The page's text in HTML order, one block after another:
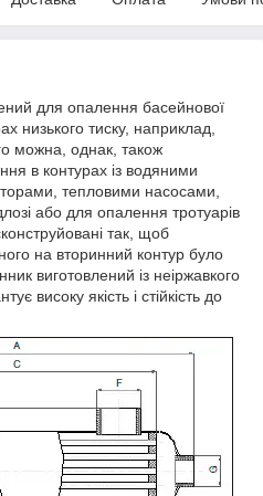
для опалення басейнової
низького тиску, наприклад,
можна, однак, також
в контурах із водяними
тепловими насосами,
або для опалення тротуарів
так, щоб
на вторинний контур було
виготовлений із неіржавкого
високу якість і стійкість до